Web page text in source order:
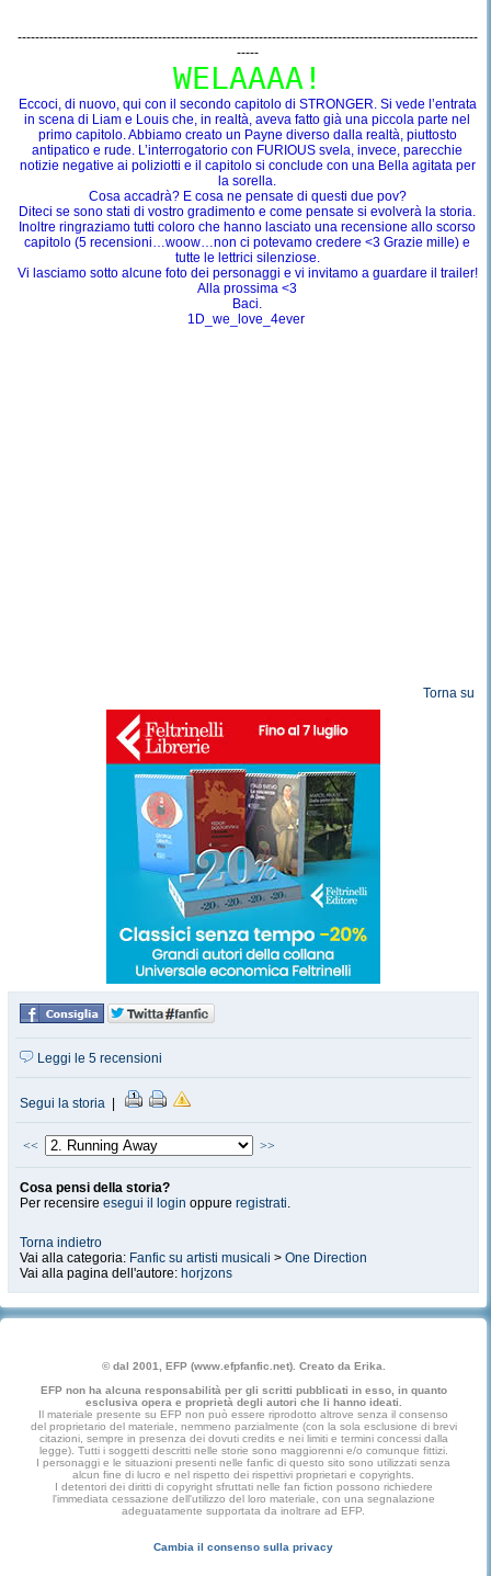
---------------------------------------------------------------------------------------------------------
-----
WELAAAA!
Eccoci, di nuovo, qui con il secondo capitolo di STRONGER. Si vede l’entrata
in scena di Liam e Louis che, in realtà, aveva fatto già una piccola parte nel
primo capitolo. Abbiamo creato un Payne diverso dalla realtà, piuttosto
antipatico e rude. L’interrogatorio con FURIOUS svela, invece, parecchie
notizie negative ai poliziotti e il capitolo si conclude con una Bella agitata per
la sorella.
Cosa accadrà? E cosa ne pensate di questi due pov?
Diteci se sono stati di vostro gradimento e come pensate si evolverà la storia.
Inoltre ringraziamo tutti coloro che hanno lasciato una recensione allo scorso
capitolo (5 recensioni…woow…non ci potevamo credere <3 Grazie mille) e
tutte le lettrici silenziose.
Vi lasciamo sotto alcune foto dei personaggi e vi invitamo a guardare il trailer!
Alla prossima <3
Baci.
1D_we_love_4ever
Torna su
Leggi le 5 recensioni
Segui la storia |
<< >>
Cosa pensi della storia?
Per recensire esegui il login oppure registrati.
Torna indietro
Vai alla categoria: Fanfic su artisti musicali > One Direction
Vai alla pagina dell'autore: horjzons
© dal 2001, EFP (www.efpfanfic.net). Creato da Erika.
EFP non ha alcuna responsabilità per gli scritti pubblicati in esso, in quanto
esclusiva opera e proprietà degli autori che li hanno ideati.
Il materiale presente su EFP non può essere riprodotto altrove senza il consenso
del proprietario del materiale, nemmeno parzialmente (con la sola esclusione di brevi
citazioni, sempre in presenza dei dovuti credits e nei limiti e termini concessi dalla
legge). Tutti i soggetti descritti nelle storie sono maggiorenni e/o comunque fittizi.
I personaggi e le situazioni presenti nelle fanfic di questo sito sono utilizzati senza
alcun fine di lucro e nel rispetto dei rispettivi proprietari e copyrights.
I detentori dei diritti di copyright sfruttati nelle fan fiction possono richiedere
l'immediata cessazione dell'utilizzo del loro materiale, con una segnalazione
adeguatamente supportata da inoltrare ad EFP.
Cambia il consenso sulla privacy